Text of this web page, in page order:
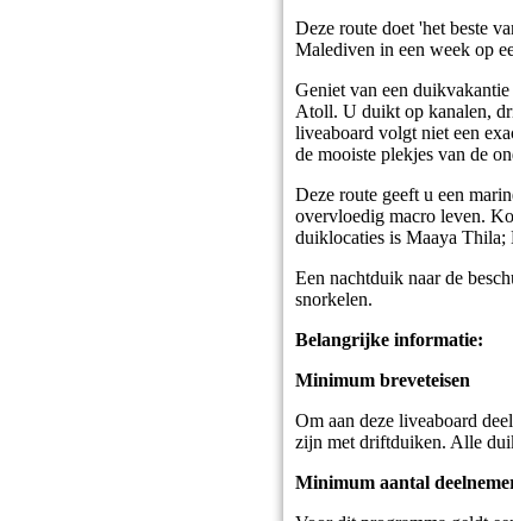
Deze route doet 'het beste
Malediven in een week op
Geniet van een
Atoll. U duikt op kanalen,
liveaboard volgt niet een
de mooiste plekjes van de
Deze route geeft u een
overvloedig macro leven.
duiklocaties is Maaya Thila;
Een nachtduik naar de
snorkelen.
Belangrijke informatie:
Minimum breveteisen
Om aan deze liveaboard
zijn met driftduiken. Alle
Minimum aantal